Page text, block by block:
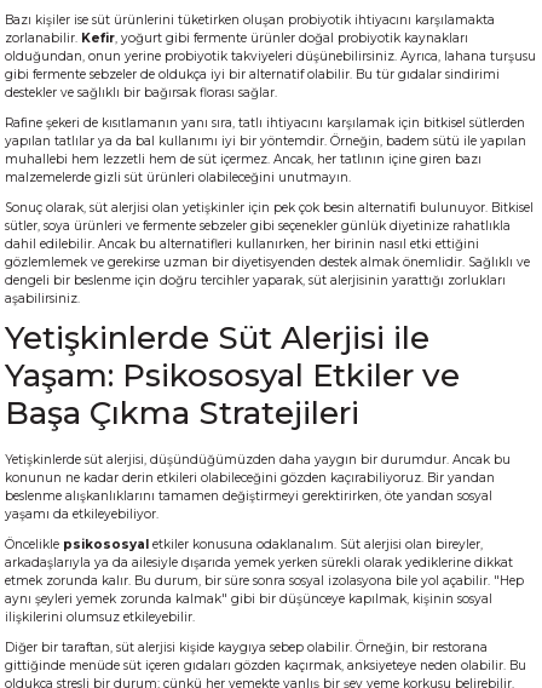
Bazı kişiler ise süt ürünlerini tüketirken oluşan probiyotik ihtiyacını karşılamakta
zorlanabilir. Kefir, yoğurt gibi fermente ürünler doğal probiyotik kaynakları
olduğundan, onun yerine probiyotik takviyeleri düşünebilirsiniz. Ayrıca, lahana turşusu
gibi fermente sebzeler de oldukça iyi bir alternatif olabilir. Bu tür gıdalar sindirimi
destekler ve sağlıklı bir bağırsak florası sağlar.
Rafine şekeri de kısıtlamanın yanı sıra, tatlı ihtiyacını karşılamak için bitkisel sütlerden
yapılan tatlılar ya da bal kullanımı iyi bir yöntemdir. Örneğin, badem sütü ile yapılan
muhallebi hem lezzetli hem de süt içermez. Ancak, her tatlının içine giren bazı
malzemelerde gizli süt ürünleri olabileceğini unutmayın.
Sonuç olarak, süt alerjisi olan yetişkinler için pek çok besin alternatifi bulunuyor. Bitkisel
sütler, soya ürünleri ve fermente sebzeler gibi seçenekler günlük diyetinize rahatlıkla
dahil edilebilir. Ancak bu alternatifleri kullanırken, her birinin nasıl etki ettiğini
gözlemlemek ve gerekirse uzman bir diyetisyenden destek almak önemlidir. Sağlıklı ve
dengeli bir beslenme için doğru tercihler yaparak, süt alerjisinin yarattığı zorlukları
aşabilirsiniz.
Yetişkinlerde Süt Alerjisi ile
Yaşam: Psikososyal Etkiler ve
Başa Çıkma Stratejileri
Yetişkinlerde süt alerjisi, düşündüğümüzden daha yaygın bir durumdur. Ancak bu
konunun ne kadar derin etkileri olabileceğini gözden kaçırabiliyoruz. Bir yandan
beslenme alışkanlıklarını tamamen değiştirmeyi gerektirirken, öte yandan sosyal
yaşamı da etkileyebiliyor.
Öncelikle psikososyal etkiler konusuna odaklanalım. Süt alerjisi olan bireyler,
arkadaşlarıyla ya da ailesiyle dışarıda yemek yerken sürekli olarak yediklerine dikkat
etmek zorunda kalır. Bu durum, bir süre sonra sosyal izolasyona bile yol açabilir. "Hep
aynı şeyleri yemek zorunda kalmak" gibi bir düşünceye kapılmak, kişinin sosyal
ilişkilerini olumsuz etkileyebilir.
Diğer bir taraftan, süt alerjisi kişide kaygıya sebep olabilir. Örneğin, bir restorana
gittiğinde menüde süt içeren gıdaları gözden kaçırmak, anksiyeteye neden olabilir. Bu
oldukça stresli bir durum; çünkü her yemekte yanlış bir şey yeme korkusu belirebilir.